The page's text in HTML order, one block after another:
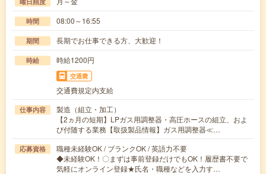
時間 08:00～16:55
期間 長期でお仕事できる方、大歓迎！
時給 時給1200円
交通費
交通費規定内支給
仕事内容
製造（組立・加工）
【2ヵ月の短期】LPガス用調整器・高圧ホースの組立、およ
び付随する業務【取扱製品情報】ガス用調整器≪…
応募資格
職種未経験OK / ブランクOK / 英語力不要
◆未経験OK！〇まずは事前登録だけでもOK！履歴書不要で
気軽にオンライン登録★氏名・職種などを入力す…